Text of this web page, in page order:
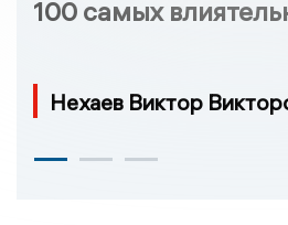
100 самых
Нехаев Виктор